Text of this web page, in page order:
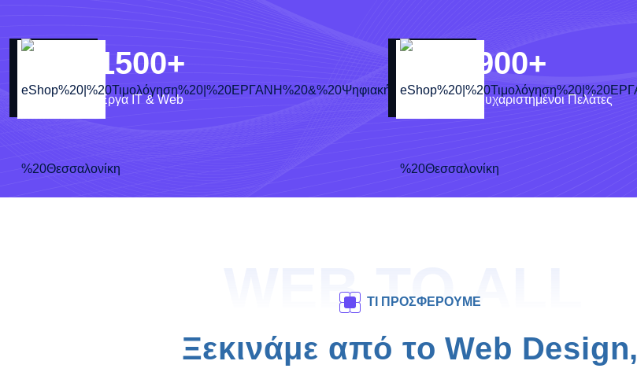
1500+
Έργα IT & Web
900+
Ευχαριστημένοι Πελάτες
WEB TO ALL
ΤΙ ΠΡΟΣΦΕΡΟΥΜΕ
Ξεκινάμε από το Web Design,